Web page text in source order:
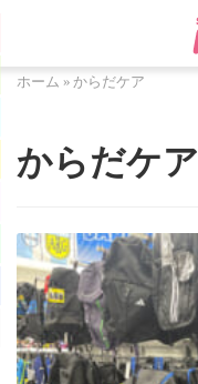
ホーム » からだケア
からだケア